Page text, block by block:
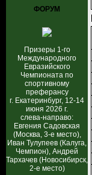
ФОРУМ
Призеры 1-го
Международного
Евразийского
Чемпионата по
спортивному
преферансу
г. Екатеринбург, 12-14
июня 2026 г.
слева-направо:
Евгения Садовская
(Москва, 3-е место),
Иван Тулупеев (Калуга,
Чемпион), Андрей
Тархачев (Новосибирск,
2-е место)